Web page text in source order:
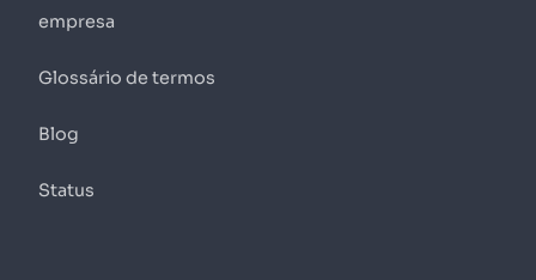
empresa
Glossário de termos
Blog
Status